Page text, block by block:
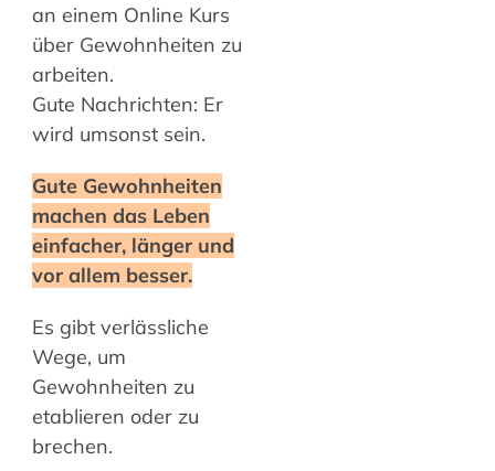
an einem Online Kurs
über Gewohnheiten zu
arbeiten.
Gute Nachrichten: Er
wird umsonst sein.
Gute Gewohnheiten
machen das Leben
einfacher, länger und
vor allem besser.
Es gibt verlässliche
Wege, um
Gewohnheiten zu
etablieren oder zu
brechen.